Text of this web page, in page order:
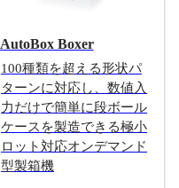
AutoBox Boxer
100種類を超える形状パ
ターンに対応し、数値入
力だけで簡単に段ボール
ケースを製造できる極小
ロット対応オンデマンド
型製箱機